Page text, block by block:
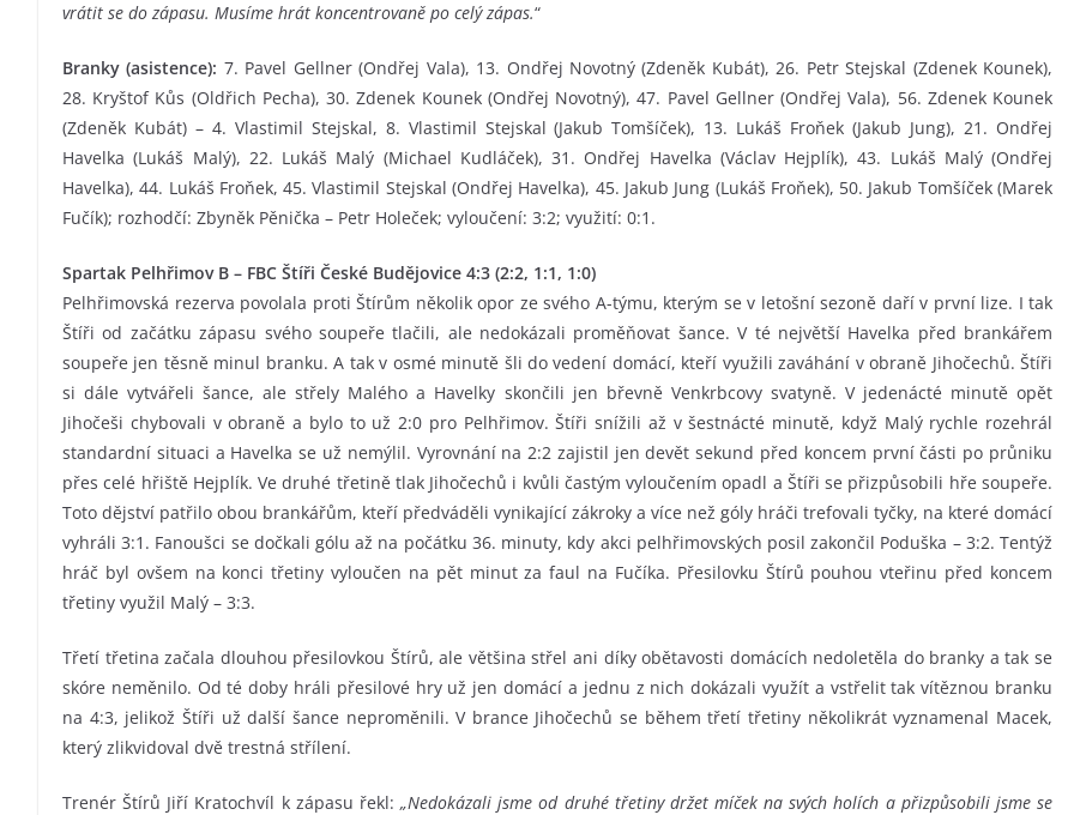
vrátit se do zápasu. Musíme hrát koncentrovaně po celý zápas.“
Branky (asistence): 7. Pavel Gellner (Ondřej Vala), 13. Ondřej Novotný (Zdeněk Kubát), 26. Petr Stejskal (Zdenek Kounek),
28. Kryštof Kůs (Oldřich Pecha), 30. Zdenek Kounek (Ondřej Novotný), 47. Pavel Gellner (Ondřej Vala), 56. Zdenek Kounek
(Zdeněk Kubát) – 4. Vlastimil Stejskal, 8. Vlastimil Stejskal (Jakub Tomšíček), 13. Lukáš Froňek (Jakub Jung), 21. Ondřej
Havelka (Lukáš Malý), 22. Lukáš Malý (Michael Kudláček), 31. Ondřej Havelka (Václav Hejplík), 43. Lukáš Malý (Ondřej
Havelka), 44. Lukáš Froňek, 45. Vlastimil Stejskal (Ondřej Havelka), 45. Jakub Jung (Lukáš Froňek), 50. Jakub Tomšíček (Marek
Fučík); rozhodčí: Zbyněk Pěnička – Petr Holeček; vyloučení: 3:2; využití: 0:1.
Spartak Pelhřimov B – FBC Štíři České Budějovice 4:3 (2:2, 1:1, 1:0)
Pelhřimovská rezerva povolala proti Štírům několik opor ze svého A-týmu, kterým se v letošní sezoně daří v první lize. I tak
Štíři od začátku zápasu svého soupeře tlačili, ale nedokázali proměňovat šance. V té největší Havelka před brankářem
soupeře jen těsně minul branku. A tak v osmé minutě šli do vedení domácí, kteří využili zaváhání v obraně Jihočechů. Štíři
si dále vytvářeli šance, ale střely Malého a Havelky skončili jen břevně Venkrbcovy svatyně. V jedenácté minutě opět
Jihočeši chybovali v obraně a bylo to už 2:0 pro Pelhřimov. Štíři snížili až v šestnácté minutě, když Malý rychle rozehrál
standardní situaci a Havelka se už nemýlil. Vyrovnání na 2:2 zajistil jen devět sekund před koncem první části po průniku
přes celé hřiště Hejplík. Ve druhé třetině tlak Jihočechů i kvůli častým vyloučením opadl a Štíři se přizpůsobili hře soupeře.
Toto dějství patřilo obou brankářům, kteří předváděli vynikající zákroky a více než góly hráči trefovali tyčky, na které domácí
vyhráli 3:1. Fanoušci se dočkali gólu až na počátku 36. minuty, kdy akci pelhřimovských posil zakončil Poduška – 3:2. Tentýž
hráč byl ovšem na konci třetiny vyloučen na pět minut za faul na Fučíka. Přesilovku Štírů pouhou vteřinu před koncem
třetiny využil Malý – 3:3.
Třetí třetina začala dlouhou přesilovkou Štírů, ale většina střel ani díky obětavosti domácích nedoletěla do branky a tak se
skóre neměnilo. Od té doby hráli přesilové hry už jen domácí a jednu z nich dokázali využít a vstřelit tak vítěznou branku
na 4:3, jelikož Štíři už další šance neproměnili. V brance Jihočechů se během třetí třetiny několikrát vyznamenal Macek,
který zlikvidoval dvě trestná střílení.
Trenér Štírů Jiří Kratochvíl k zápasu řekl:„Nedokázali jsme od druhé třetiny držet míček na svých holích a přizpůsobili jsme se